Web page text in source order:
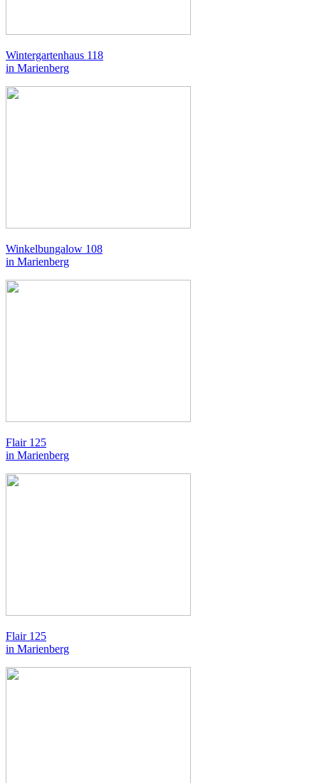
Wintergartenhaus 118
in Marienberg
Winkelbungalow 108
in Marienberg
Flair 125
in Marienberg
Flair 125
in Marienberg